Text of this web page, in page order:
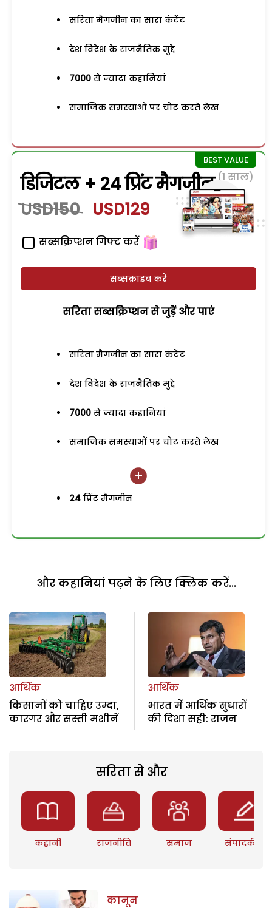
सरिता मैगजीन का सारा कंटेंट
देश विदेश के राजनैतिक मुद्दे
7000 से ज्यादा कहानियां
समाजिक समस्याओं पर चोट करते लेख
डिजिटल + 24 प्रिंट मैगजीन (1 साल)
USD150 USD129
सब्सक्रिप्शन गिफ्ट करें
सब्सक्राइब करें
सरिता सब्सक्रिप्शन से जुड़ेें और पाएं
सरिता मैगजीन का सारा कंटेंट
देश विदेश के राजनैतिक मुद्दे
7000 से ज्यादा कहानियां
समाजिक समस्याओं पर चोट करते लेख
24 प्रिंट मैगजीन
और कहानियां पढ़ने के लिए क्लिक करें...
आर्थिक
किसानों को चाहिए उम्दा,
कारगर और सस्ती मशीनें
आर्थिक
भारत में आर्थिक सुधारों
की दिशा सही: राजन
सरिता से और
कहानी राजनीति समाज संपादकीय
कानून